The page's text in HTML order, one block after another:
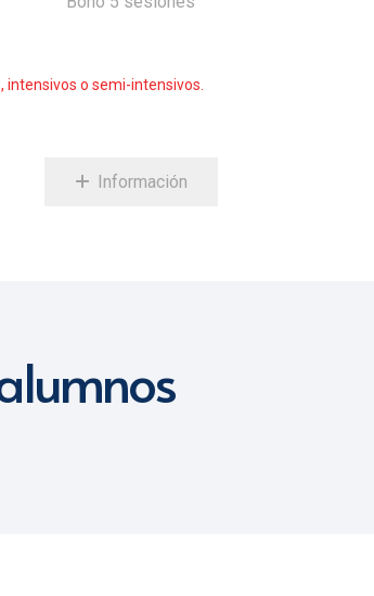
o semi-intensivos.
Información